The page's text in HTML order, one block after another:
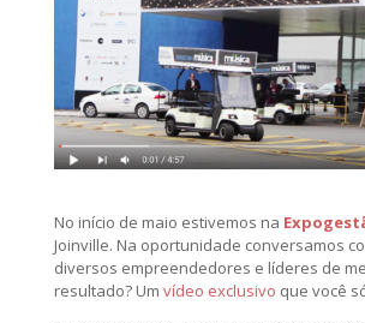
No início de maio estivemos na
Joinville. Na oportunidade conversamos
diversos empreendedores e líderes de
resultado? Um vídeo exclusivo que você